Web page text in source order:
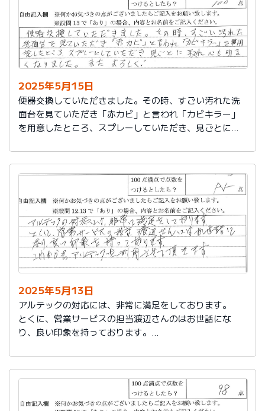
2025年5月15日
便器交換していただきました。その時、すごい汚れた洗
面台を見ていただき「赤カビ」と言われ「カビキラー」
を用意したところ、スプレーしていただき、見ごとに取
2025年5月13日
アルテックの対応には、非常に満足をしております。
とくに、営業サービスの担当渡辺さんのはお世話にな
り、良い印象を持っております。